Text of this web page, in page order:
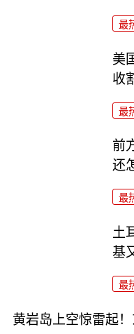
最
美
收
最
前
还
最
土
基
最
黄岩岛上空惊雷起